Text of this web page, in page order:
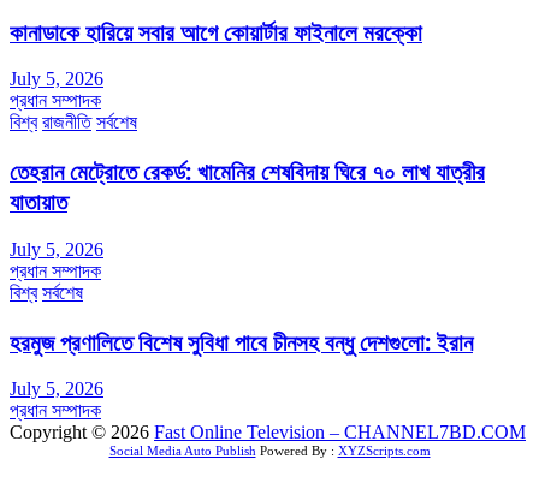
কানাডাকে হারিয়ে সবার আগে কোয়ার্টার ফাইনালে মরক্কো
July 5, 2026
প্রধান সম্পাদক
বিশ্ব রাজনীতি সর্বশেষ
তেহরান মেট্রোতে রেকর্ড: খামেনির শেষবিদায় ঘিরে ৭০ লাখ যাত্রীর
যাতায়াত
July 5, 2026
প্রধান সম্পাদক
বিশ্ব সর্বশেষ
হরমুজ প্রণালিতে বিশেষ সুবিধা পাবে চীনসহ বন্ধু দেশগুলো: ইরান
July 5, 2026
প্রধান সম্পাদক
Copyright © 2026 Fast Online Television – CHANNEL7BD.COM
Social Media Auto Publish Powered By : XYZScripts.com